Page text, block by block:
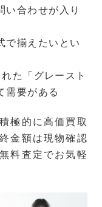
い合わせが入り
で揃えたいとい
た「グレースト
需要がある
極的に高価買取
金額は現物確認
料査定でお気軽